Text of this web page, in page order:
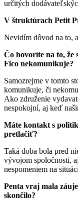
určitých
V štruktúrach Petit
Nevidím dôvod na to,
Čo hovoríte na to,
Fico nekomunikuje?
Samozrejme v tomto
komunikuje, či
Ako združenie
nespokojní, aj keď
Máte kontakt s
pretlačiť?
Taká doba bola pred
vývojom spoločnosti,
nespomeniem na
Penta vraj mala
skončilo?